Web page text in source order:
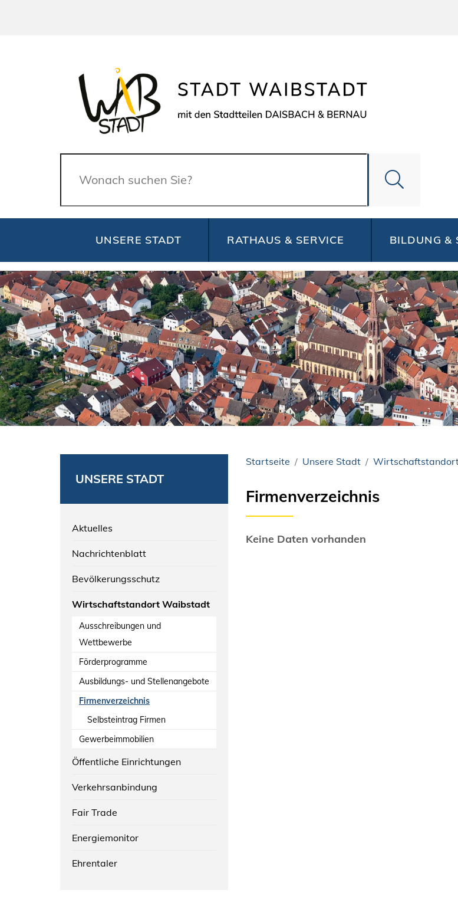
Suche
UNSERE STADT RATHAUS & SERVICE BILDUNG &
UNSERE STADT
Aktuelles
Nachrichtenblatt
Bevölkerungsschutz
Wirtschaftstandort Waibstadt
Ausschreibungen und
Wettbewerbe
Förderprogramme
Ausbildungs- und Stellenangebote
Firmenverzeichnis
Selbsteintrag Firmen
Gewerbeimmobilien
Öffentliche Einrichtungen
Verkehrsanbindung
Fair Trade
Energiemonitor
Ehrentaler
Startseite Unsere Stadt
Firmenverzeichnis
Keine Daten vorhanden